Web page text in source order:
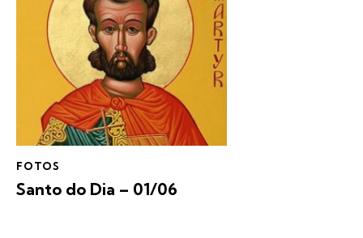
FOTOS
Santo do Dia – 01/06